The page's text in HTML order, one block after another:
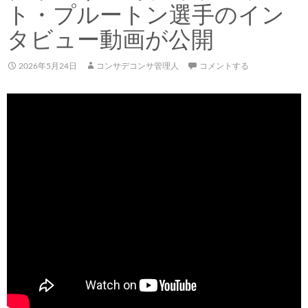
ト・プルートン選手のイン
タビュー動画が公開
2026年5月24日 コンサデコンサ管理人 コメントする